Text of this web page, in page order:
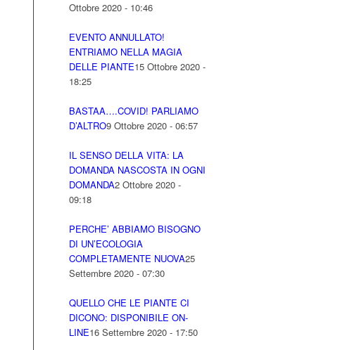
Ottobre 2020 - 10:46
EVENTO ANNULLATO!
ENTRIAMO NELLA MAGIA
DELLE PIANTE15 Ottobre 2020 -
18:25
BASTAA….COVID! PARLIAMO
D’ALTRO9 Ottobre 2020 - 06:57
IL SENSO DELLA VITA: LA
DOMANDA NASCOSTA IN OGNI
DOMANDA2 Ottobre 2020 -
09:18
PERCHE’ ABBIAMO BISOGNO
DI UN’ECOLOGIA
COMPLETAMENTE NUOVA25
Settembre 2020 - 07:30
QUELLO CHE LE PIANTE CI
DICONO: DISPONIBILE ON-
LINE16 Settembre 2020 - 17:50